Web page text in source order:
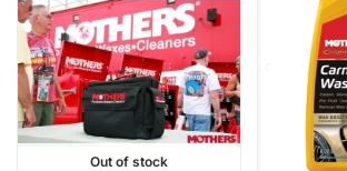
Out of stock